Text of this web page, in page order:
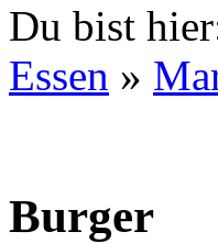
Du bist
Essen »
Burger